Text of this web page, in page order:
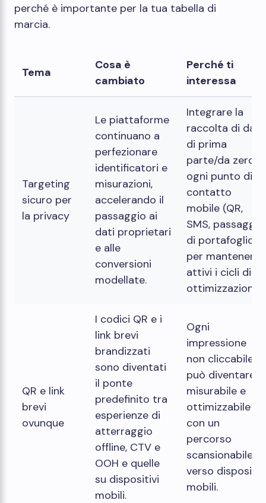
perché è importante per la tua tabella di
marcia.
Tema
Cosa è
cambiato
Perché ti
interessa
Targeting
sicuro per
la privacy
Le piattaforme
continuano a
perfezionare
identificatori e
misurazioni,
accelerando il
passaggio ai
dati proprietari
e alle
conversioni
modellate.
Integrare la
raccolta di dati
di prima
parte/da zero in
ogni punto di
contatto
mobile (QR,
SMS, passaggi
di portafoglio)
per mantenere
attivi i cicli di
ottimizzazione.
QR e link
brevi
ovunque
I codici QR e i
link brevi
brandizzati
sono diventati
il ​​ponte
predefinito tra
esperienze di
atterraggio
offline, CTV e
OOH e quelle
su dispositivi
mobili.
Ogni
impressione
non cliccabile
può diventare
misurabile e
ottimizzabile
con un
percorso
scansionabile
verso dispositivi
mobili.